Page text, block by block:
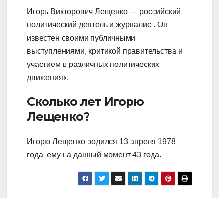
Игорь Викторович Лещенко — российский
политический деятель и журналист. Он
известен своими публичными
выступлениями, критикой правительства и
участием в различных политических
движениях.
Сколько лет Игорю
Лещенко?
Игорю Лещенко родился 13 апреля 1978
года, ему на данный момент 43 года.